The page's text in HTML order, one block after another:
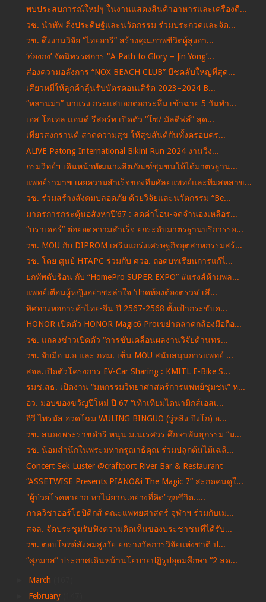
พบประสบการณ์ใหม่ๆ ในงานแสดงสินค้าอาหารและเครื่องดื...
วช. นำทัพ สิ่งประดิษฐ์และนวัตกรรม ร่วมประกวดและจัด...
วช. ดึงงานวิจัย “ไทยอารี” สร้างคุณภาพชีวิตผู้สูงอา...
‘ฮ่องกง’ จัดนิทรรศการ "A Path to Glory – Jin Yong’...
ส่องความอลังการ “NOX BEACH CLUB” บีชคลับใหญ่ที่สุด...
เสียวหมี่ให้ลูกค้าลุ้นรับบัตรคอนเสิร์ต 2023–2024 B...
“หลานม่า” มาแรง กระแสบอกต่อกระหึ่ม เข้าฉาย 5 วันทำ...
เอส โฮเทล แอนด์ รีสอร์ท เปิดตัว “โซ/ มัลดีฟส์” สุด...
เที่ยวสงกรานต์ สาดความสุข ให้สุขสันต์กันทั้งครอบคร...
ALiVE Patong International Bikini Run 2024 งานวิ่ง...
กรมวิทย์ฯ เดินหน้าพัฒนาผลิตภัณฑ์ชุมชนให้ได้มาตรฐาน...
แพทย์รามา๚ เผยความสำเร็จของทีมศัลยแพทย์และทีมสหสาข...
วช. ร่วมสร้างสังคมปลอดภัย ด้วยวิจัยและนวัตกรรม “Be...
มาตรการกระตุ้นอสังหาปี’67 : ลดค่าโอน-จดจำนองเหลือร...
“บราเดอร์” ต่อยอดความสำเร็จ ยกระดับมาตรฐานบริการรอ...
วช. MOU กับ DIPROM เสริมแกร่งเศรษฐกิจอุตสาหกรรมสร้...
วช. โดย ศูนย์ HTAPC ร่วมกับ ศวอ. ถอดบทเรียนการแก้ไ...
ยกทัพดับร้อน กับ “HomePro SUPER EXPO” #แรงส์ห้ามพล...
แพทย์เตือนผู้หญิงอย่าชะล่าใจ ‘ปวดท้องต้องตรวจ’ เสี...
ทิศทางหอการค้าไทย-จีน ปี 2567-2568 ตั้งเป้ากระชับค...
HONOR เปิดตัว HONOR Magic6 Proเขย่าตลาดกล้องมือถือ...
วช. แถลงข่าวเปิดตัว “การขับเคลื่อนผลงานวิจัยด้านทร...
วช. จับมือ ม.อ และ กทม. เซ็น MOU สนับสนุนการแพทย์ ...
สจล.เปิดตัวโครงการ EV-Car Sharing : KMITL E-Bike S...
รมช.สธ. เปิดงาน “มหกรรมวิทยาศาสตร์การแพทย์ชุมชน” ห...
อว. มอบของขวัญปีใหม่ ปี 67 “เท้าเทียมไดนามิกส์เอสเ...
อีวี ไพรมัส อวดโฉม WULING BINGUO (วู่หลิง บิงโก) อ...
วช. สนองพระราชดำริ หนุน ม.นเรศวร ศึกษาพันธุกรรม “ม...
วช. น้อมสำนึกในพระมหากรุณาธิคุณ ร่วมปลูกต้นไม้เฉลิ...
Concert Sek Luster @craftport River Bar & Restaurant
“ASSETWISE Presents PIANO&i The Magic 7” สะกดคนดูใ...
"ผู้ป่วยโรคหายาก หาไม่ยาก..อย่างที่คิด’ ทุกชีวิต.....
ภาควิชาออร์โธปิดิกส์ คณะแพทยศาสตร์ จุฬาฯ ร่วมกับเม...
สจล. จัดประชุมรับฟังความคิดเห็นของประชาชนที่ได้รับ...
วช. ตอบโจทย์สังคมสูงวัย ยกรางวัลการวิจัยแห่งชาติ ป...
“ศุภมาส” ประกาศเดินหน้านโยบายปฏิรูปอุดมศึกษา “2 ลด...
March
February